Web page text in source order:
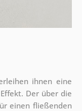
ihnen eine
Der über die
einen fließenden